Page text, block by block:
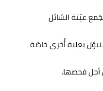
عيّنة السّائل
بعلبة أُخرى خاصّة
أجل فحصها.